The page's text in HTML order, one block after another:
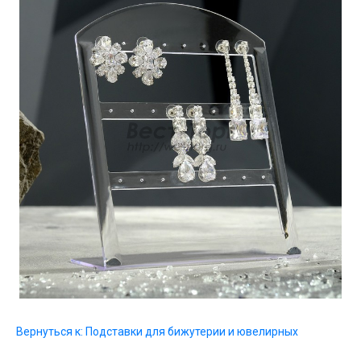
Вернуться к: Подставки для бижутерии и ювелирных